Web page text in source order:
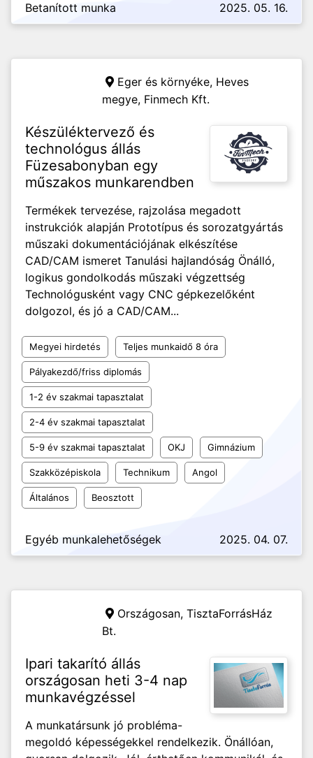
Betanított munka
2025. 05. 16.
Eger és környéke, Heves
megye, Finmech Kft.
Készüléktervező és
technológus állás
Füzesabonyban egy
műszakos munkarendben
Termékek tervezése, rajzolása megadott
instrukciók alapján Prototípus és sorozatgyártás
műszaki dokumentációjának elkészítése
CAD/CAM ismeret Tanulási hajlandóság Önálló,
logikus gondolkodás műszaki végzettség
Technológusként vagy CNC gépkezelőként
dolgozol, és jó a CAD/CAM...
Megyei hirdetés Teljes munkaidő 8 óra
Pályakezdő/friss diplomás
1-2 év szakmai tapasztalat
2-4 év szakmai tapasztalat
5-9 év szakmai tapasztalat OKJ Gimnázium
Szakközépiskola Technikum Angol
Általános Beosztott
Egyéb munkalehetőségek 2025. 04. 07.
Országosan, TisztaForrásHáz
Bt.
Ipari takarító állás
országosan heti 3-4 nap
munkavégzéssel
A munkatársunk jó probléma-
megoldó képességekkel rendelkezik. Önállóan,